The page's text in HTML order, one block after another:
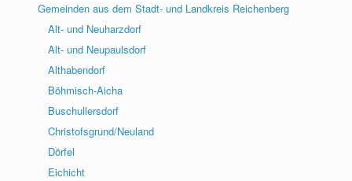
Gemeinden aus dem Stadt- und Landkreis Reichenberg
Alt- und Neuharzdorf
Alt- und Neupaulsdorf
Althabendorf
Böhmisch-Aicha
Buschullersdorf
Christofsgrund/Neuland
Dörfel
Eichicht